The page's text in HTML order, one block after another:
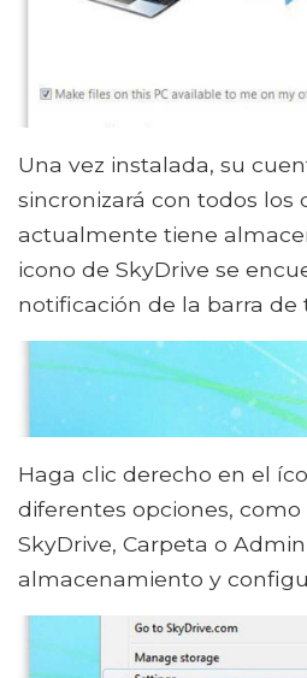
Una vez instalada, su
sincronizará con todos los
actualmente tiene
icono de SkyDrive se
notificación de la barra de
Haga clic derecho en el
diferentes opciones, como
SkyDrive, Carpeta o
almacenamiento y